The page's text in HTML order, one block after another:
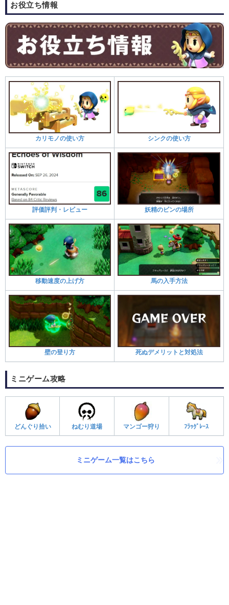
お役立ち情報
カリモノの使い方 シンクの使い方
評価評判・レビュー 妖精のビンの場所
移動速度の上げ方 馬の入手方法
壁の登り方 死ぬデメリットと対処法
ミニゲーム攻略
どんぐり拾い ねむり道場 マンゴー狩り ﾌﾗｯｸﾞﾚｰｽ
ミニゲーム一覧はこちら